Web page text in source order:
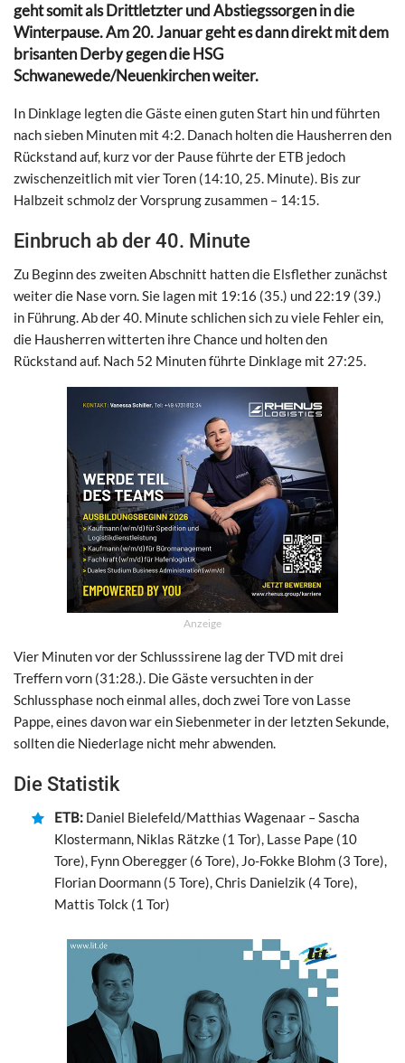
geht somit als Drittletzter und Abstiegssorgen in die
Winterpause. Am 20. Januar geht es dann direkt mit dem
brisanten Derby gegen die HSG
Schwanewede/Neuenkirchen weiter.
In Dinklage legten die Gäste einen guten Start hin und führten
nach sieben Minuten mit 4:2. Danach holten die Hausherren den
Rückstand auf, kurz vor der Pause führte der ETB jedoch
zwischenzeitlich mit vier Toren (14:10, 25. Minute). Bis zur
Halbzeit schmolz der Vorsprung zusammen – 14:15.
Einbruch ab der 40. Minute
Zu Beginn des zweiten Abschnitt hatten die Elsflether zunächst
weiter die Nase vorn. Sie lagen mit 19:16 (35.) und 22:19 (39.)
in Führung. Ab der 40. Minute schlichen sich zu viele Fehler ein,
die Hausherren witterten ihre Chance und holten den
Rückstand auf. Nach 52 Minuten führte Dinklage mit 27:25.
Anzeige
Vier Minuten vor der Schlusssirene lag der TVD mit drei
Treffern vorn (31:28.). Die Gäste versuchten in der
Schlussphase noch einmal alles, doch zwei Tore von Lasse
Pappe, eines davon war ein Siebenmeter in der letzten Sekunde,
sollten die Niederlage nicht mehr abwenden.
Die Statistik
ETB: Daniel Bielefeld/Matthias Wagenaar – Sascha
Klostermann, Niklas Rätzke (1 Tor), Lasse Pape (10
Tore), Fynn Oberegger (6 Tore), Jo-Fokke Blohm (3 Tore),
Florian Doormann (5 Tore), Chris Danielzik (4 Tore),
Mattis Tolck (1 Tor)